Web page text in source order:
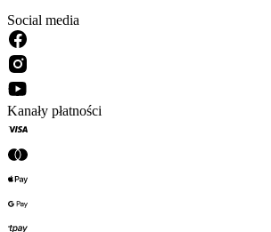
Social media
Kanały płatności